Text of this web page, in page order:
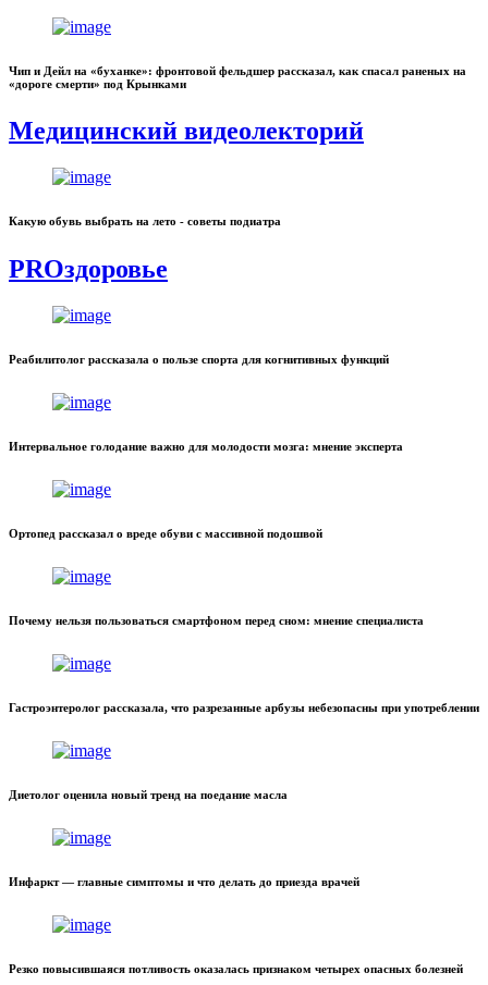
Чип и Дейл на «буханке»: фронтовой фельдшер рассказал, как спасал раненых на
«дороге смерти» под Крынками
Медицинский видеолекторий
Какую обувь выбрать на лето - советы подиатра
PROздоровье
Реабилитолог рассказала о пользе спорта для когнитивных функций
Интервальное голодание важно для молодости мозга: мнение эксперта
Ортопед рассказал о вреде обуви с массивной подошвой
Почему нельзя пользоваться смартфоном перед сном: мнение специалиста
Гастроэнтеролог рассказала, что разрезанные арбузы небезопасны при употреблении
Диетолог оценила новый тренд на поедание масла
Инфаркт — главные симптомы и что делать до приезда врачей
Резко повысившаяся потливость оказалась признаком четырех опасных болезней